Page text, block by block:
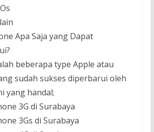
Apa Saja yang Dapat
beberapa type Apple atau
sudah sukses diperbarui oleh
yang handal;
3G di Surabaya
3Gs di Surabaya